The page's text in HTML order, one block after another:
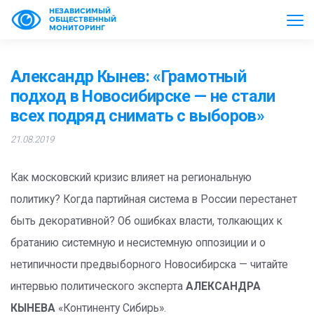
НЕЗАВИСИМЫЙ
ОБЩЕСТВЕННЫЙ
МОНИТОРИНГ
Александр Кынев: «Грамотный
подход в Новосибирске — не стали
всех подряд снимать с выборов»
21.08.2019
Как московский кризис влияет на региональную
политику? Когда партийная система в России перестанет
быть декоративной? Об ошибках власти, толкающих к
братанию системную и несистемную оппозиции и о
нетипичности предвыборного Новосибирска — читайте
интервью политического эксперта АЛЕКСАНДРА
КЫНЕВА «Континенту Сибирь».